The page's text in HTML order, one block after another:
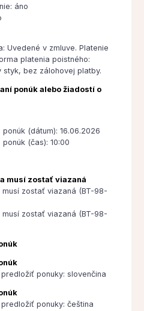
áno
Uvedené v zmluve. Platenie
platenia poistného:
bez zálohovej platby.
ponúk alebo žiadostí o
(dátum): 16.06.2026
(čas): 10:00
musí zostať viazaná
zostať viazaná (BT-98-
zostať viazaná (BT-98-
ponuky: slovenčina
ponuky: čeština